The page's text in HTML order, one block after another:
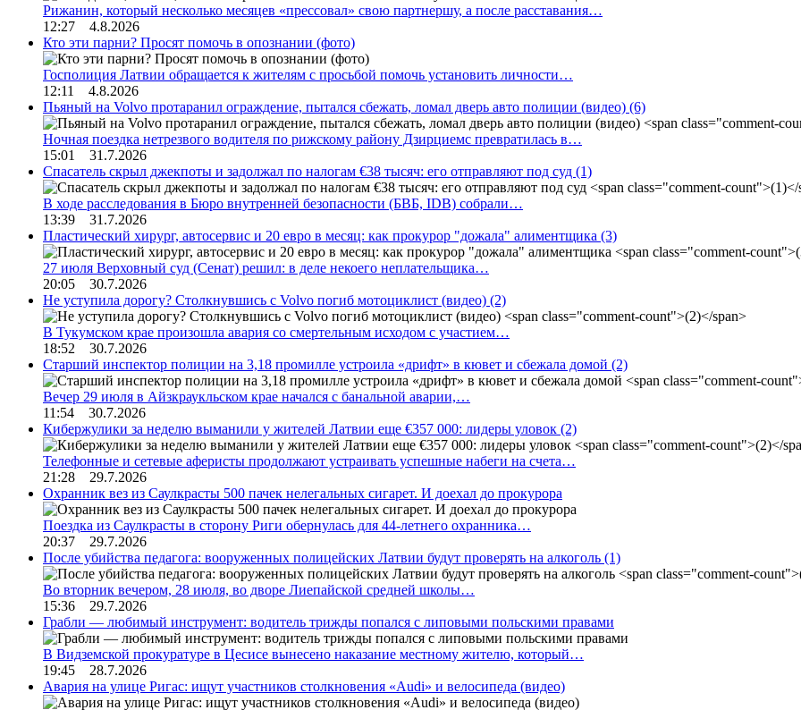
Рижанин, который несколько месяцев «прессовал» свою партнершу, а после расставания…
12:27 4.8.2026
Кто эти парни? Просят помочь в опознании (фото)
Госполиция Латвии обращается к жителям с просьбой помочь установить личности…
12:11 4.8.2026
Пьяный на Volvo протаранил ограждение, пытался сбежать, ломал дверь авто полиции (видео) (6)
Ночная поездка нетрезвого водителя по рижскому району Дзирциемс превратилась в…
15:01 31.7.2026
Спасатель скрыл джекпоты и задолжал по налогам €38 тысяч: его отправляют под суд (1)
В ходе расследования в Бюро внутренней безопасности (БВБ, IDB) собрали…
13:39 31.7.2026
Пластический хирург, автосервис и 20 евро в месяц: как прокурор "дожала" алиментщика (3)
27 июля Верховный суд (Сенат) решил: в деле некоего неплательщика…
20:05 30.7.2026
Не уступила дорогу? Столкнувшись с Volvo погиб мотоциклист (видео) (2)
В Тукумском крае произошла авария со смертельным исходом с участием…
18:52 30.7.2026
Старший инспектор полиции на 3,18 промилле устроила «дрифт» в кювет и сбежала домой (2)
Вечер 29 июля в Айзкраукльском крае начался с банальной аварии,…
11:54 30.7.2026
Кибержулики за неделю выманили у жителей Латвии еще €357 000: лидеры уловок (2)
Телефонные и сетевые аферисты продолжают устраивать успешные набеги на счета…
21:28 29.7.2026
Охранник вез из Саулкрасты 500 пачек нелегальных сигарет. И доехал до прокурора
Поездка из Саулкрасты в сторону Риги обернулась для 44-летнего охранника…
20:37 29.7.2026
После убийства педагога: вооруженных полицейских Латвии будут проверять на алкоголь (1)
Во вторник вечером, 28 июля, во дворе Лиепайской средней школы…
15:36 29.7.2026
Грабли — любимый инструмент: водитель трижды попался с липовыми польскими правами
В Видземской прокуратуре в Цесисе вынесено наказание местному жителю, который…
19:45 28.7.2026
Авария на улице Ригас: ищут участников столкновения «Audi» и велосипеда (видео)